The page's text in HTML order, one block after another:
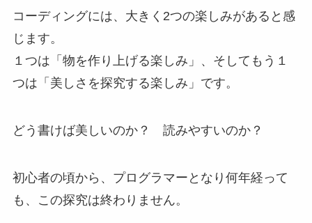
コーディングには、大きく2つの楽しみがあると感
じます。
１つは「物を作り上げる楽しみ」、そしてもう１
つは「美しさを探究する楽しみ」です。
どう書けば美しいのか？ 読みやすいのか？
初心者の頃から、プログラマーとなり何年経って
も、この探究は終わりません。